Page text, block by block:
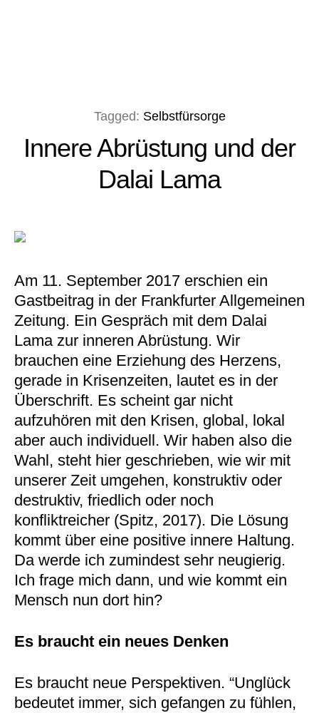
Tagged: Selbstfürsorge
Innere Abrüstung und der
Dalai Lama
Am 11. September 2017 erschien ein
Gastbeitrag in der Frankfurter Allgemeinen
Zeitung. Ein Gespräch mit dem Dalai
Lama zur inneren Abrüstung. Wir
brauchen eine Erziehung des Herzens,
gerade in Krisenzeiten, lautet es in der
Überschrift. Es scheint gar nicht
aufzuhören mit den Krisen, global, lokal
aber auch individuell. Wir haben also die
Wahl, steht hier geschrieben, wie wir mit
unserer Zeit umgehen, konstruktiv oder
destruktiv, friedlich oder noch
konfliktreicher (Spitz, 2017). Die Lösung
kommt über eine positive innere Haltung.
Da werde ich zumindest sehr neugierig.
Ich frage mich dann, und wie kommt ein
Mensch nun dort hin?
Es braucht ein neues Denken
Es braucht neue Perspektiven. “Unglück
bedeutet immer, sich gefangen zu fühlen,